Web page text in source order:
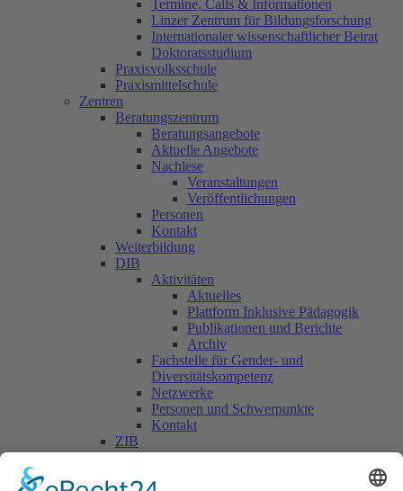
Termine, Calls & Informationen
Linzer Zentrum für Bildungsforschung
Internationaler wissenschaftlicher Beirat
Doktoratsstudium
Praxisvolksschule
Praxismittelschule
Zentren
Beratungszentrum
Beratungsangebote
Aktuelle Angebote
Nachlese
Veranstaltungen
Veröffentlichungen
Personen
Kontakt
Weiterbildung
DIB
Aktivitäten
Aktuelles
Plattform Inklusive Pädagogik
Publikationen und Berichte
Archiv
Fachstelle für Gender- und
Diversitätskompetenz
Netzwerke
Personen und Schwerpunkte
Kontakt
ZIB
Päd. Praktische Studien